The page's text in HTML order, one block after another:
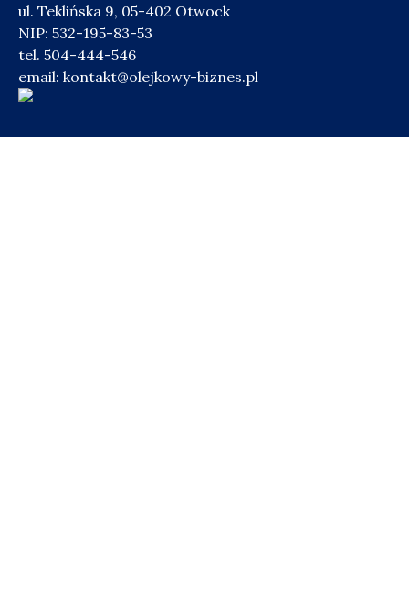
ul. Teklińska 9, 05-402 Otwock
NIP: 532-195-83-53
tel. 504-444-546
email: kontakt@olejkowy-biznes.pl